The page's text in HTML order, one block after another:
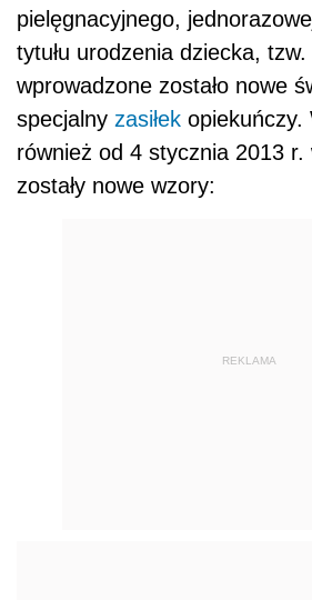
pielęgnacyjnego,
tytułu urodzenia dziecka,
wprowadzone zostało nowe
specjalny zasiłek opiekuńczy.
również od 4 stycznia 2013 r.
zostały nowe wzory:
REKLAMA